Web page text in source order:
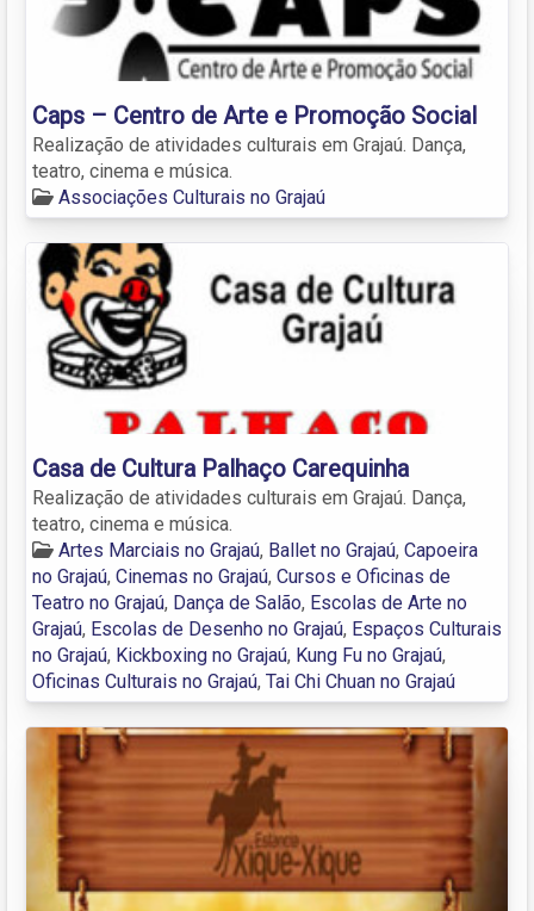
Caps – Centro de Arte e Promoção Social
Realização de atividades culturais em Grajaú. Dança,
teatro, cinema e música.
Associações Culturais no Grajaú
Casa de Cultura Palhaço Carequinha
Realização de atividades culturais em Grajaú. Dança,
teatro, cinema e música.
Artes Marciais no Grajaú, Ballet no Grajaú, Capoeira
no Grajaú, Cinemas no Grajaú, Cursos e Oficinas de
Teatro no Grajaú, Dança de Salão, Escolas de Arte no
Grajaú, Escolas de Desenho no Grajaú, Espaços Culturais
no Grajaú, Kickboxing no Grajaú, Kung Fu no Grajaú,
Oficinas Culturais no Grajaú, Tai Chi Chuan no Grajaú